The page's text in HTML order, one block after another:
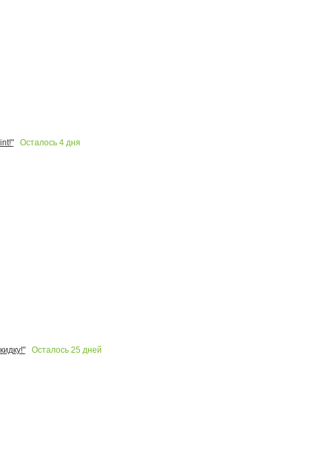
Осталось 4дня
Осталось 25 дней